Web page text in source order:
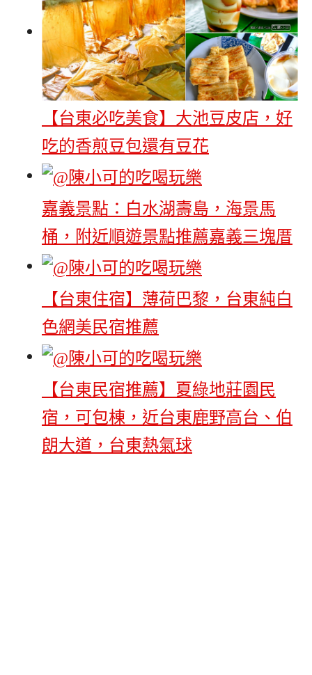
【台東必吃美食】大池豆皮店，好
吃的香煎豆包還有豆花
嘉義景點：白水湖壽島，海景馬
桶，附近順遊景點推薦嘉義三塊厝
【台東住宿】薄荷巴黎，台東純白
色網美民宿推薦
【台東民宿推薦】夏綠地莊園民
宿，可包棟，近台東鹿野高台、伯
朗大道，台東熱氣球